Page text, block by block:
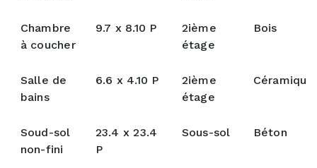
Chambre
à coucher
9.7 x 8.10 P
2ième
étage
Bois
Salle de
bains
6.6 x 4.10 P
2ième
étage
Céramique
Soud-sol
non-fini
23.4 x 23.4
P
Sous-sol Béton